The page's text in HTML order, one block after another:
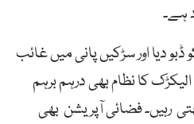
ہے۔
ڈبودیا اورسڑکیںپانیمیںغائب
الیکڑککانظامبھیدرہمبرہم
رہیں۔فضائیآپریشن بھی